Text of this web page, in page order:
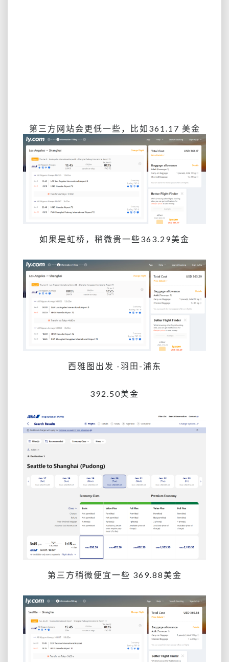
第三方网站会更低一些，比如361.17 美金
如果是虹桥，稍微贵一些363.29美金
西雅图出发 -羽田-浦东
392.50美金
第三方稍微便宜一些 369.88美金